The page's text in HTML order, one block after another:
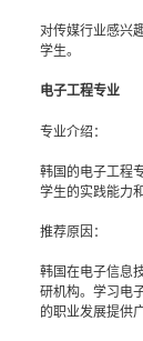
对传媒行业感兴
学生。
电子工程专业
专业介绍：
韩国的电子工程
学生的实践能力
推荐原因：
韩国在电子信息
研机构。学习电
的职业发展提供